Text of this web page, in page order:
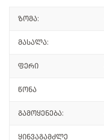
ზომა:
მასალა:
ფერი
წონა
გამოყენება:
ყინვაგამძლე